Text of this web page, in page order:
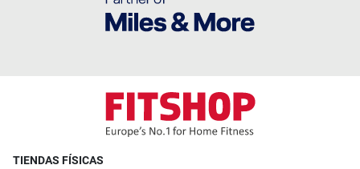
TIENDAS FÍSICAS